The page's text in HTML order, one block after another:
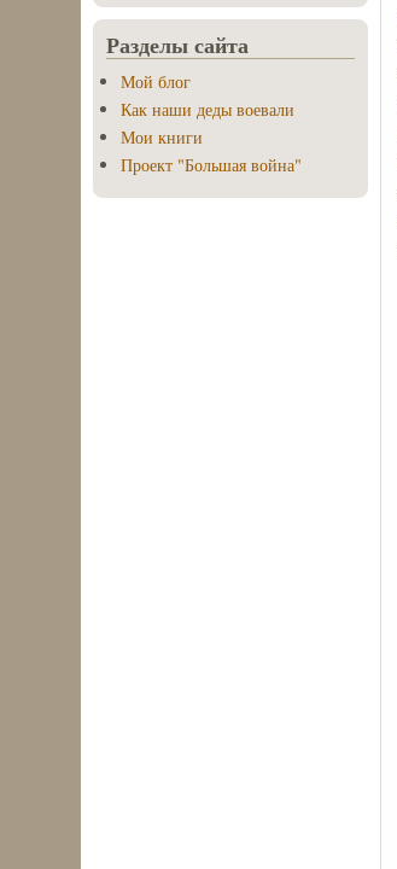
Разделы сайта
Мой блог
Как наши деды воевали
Мои книги
Проект "Большая война"